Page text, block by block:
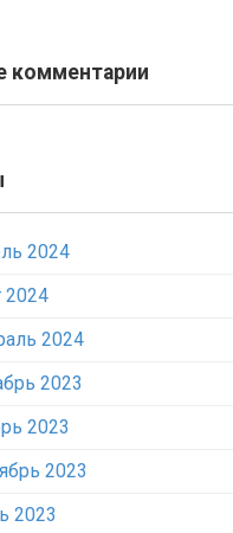
комментарии
2024
2024
2024
2023
2023
2023
2023